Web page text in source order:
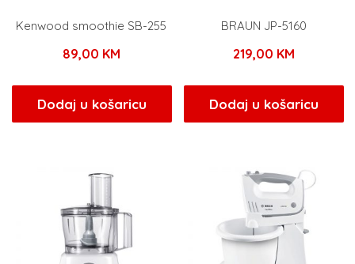
Kenwood smoothie SB-255
89,00 KM
Dodaj u košaricu
BRAUN JP-5160
219,00 KM
Dodaj u košaricu